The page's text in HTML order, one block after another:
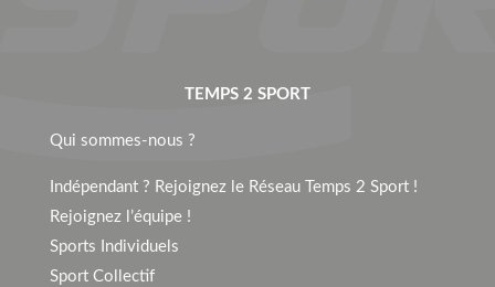
TEMPS 2 SPORT
Qui sommes-nous ?
Indépendant ? Rejoignez le Réseau Temps 2 Sport !
Rejoignez l’équipe !
Sports Individuels
Sport Collectif